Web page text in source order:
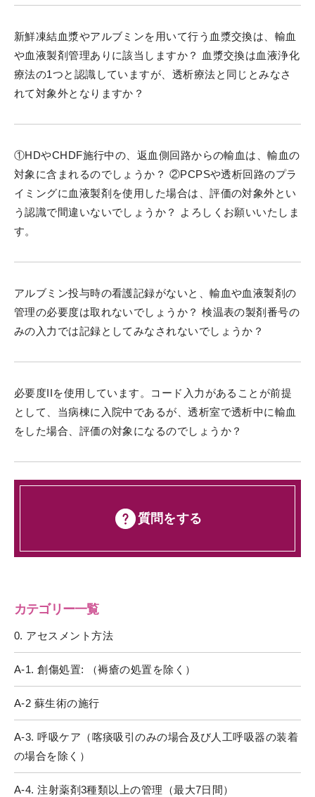
新鮮凍結血漿やアルブミンを用いて行う血漿交換は、輸血
や血液製剤管理ありに該当しますか？ 血漿交換は血液浄化
療法の1つと認識していますが、透析療法と同じとみなさ
れて対象外となりますか？
①HDやCHDF施行中の、返血側回路からの輸血は、輸血の
対象に含まれるのでしょうか？ ②PCPSや透析回路のプラ
イミングに血液製剤を使用した場合は、評価の対象外とい
う認識で間違いないでしょうか？ よろしくお願いいたしま
す。
アルブミン投与時の看護記録がないと、輸血や血液製剤の
管理の必要度は取れないでしょうか？ 検温表の製剤番号の
みの入力では記録としてみなされないでしょうか？
必要度IIを使用しています。コード入力があることが前提
として、当病棟に入院中であるが、透析室で透析中に輸血
をした場合、評価の対象になるのでしょうか？
質問をする
カテゴリー一覧
0. アセスメント方法
A-1. 創傷処置: （褥瘡の処置を除く）
A-2 蘇生術の施行
A-3. 呼吸ケア（喀痰吸引のみの場合及び人工呼吸器の装着
の場合を除く）
A-4. 注射薬剤3種類以上の管理（最大7日間）